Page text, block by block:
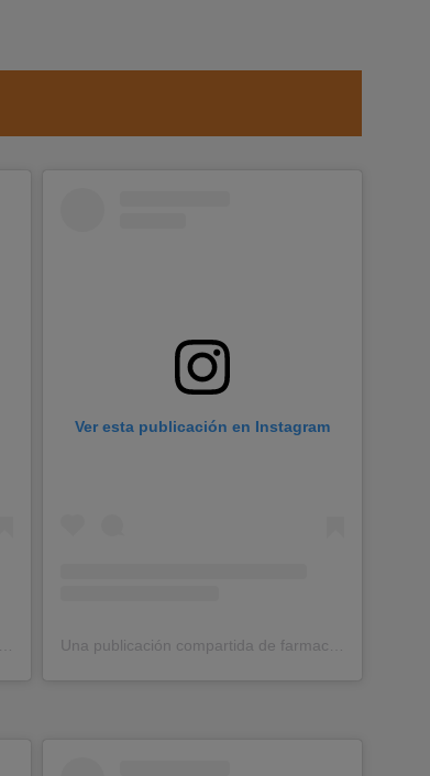
Ver esta publicación en Instagram